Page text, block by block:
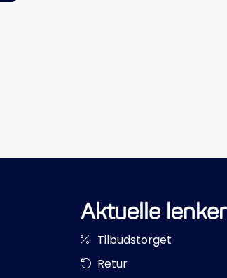
Aktuelle lenker
Tilbudstorget
Retur